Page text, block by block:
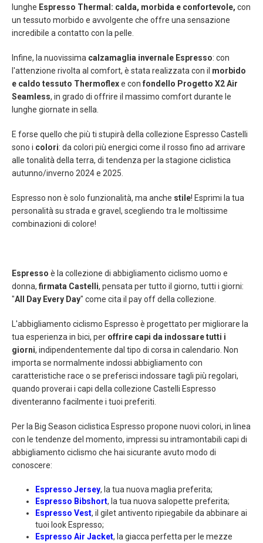
lunghe Espresso Thermal: calda, morbida e confortevole, con
un tessuto morbido e avvolgente che offre una sensazione
incredibile a contatto con la pelle.
Infine, la nuovissima calzamaglia invernale Espresso: con
l'attenzione rivolta al comfort, è stata realizzata con il morbido
e caldo tessuto Thermoflexe con fondello Progetto X2 Air
Seamless, in grado di offrire il massimo comfort durante le
lunghe giornate in sella.
E forse quello che più ti stupirà della collezione Espresso Castelli
sono i colori: da colori più energici come il rosso fino ad arrivare
alle tonalità della terra, di tendenza per la stagione ciclistica
autunno/inverno 2024 e 2025.
Espresso non è solo funzionalità, ma anche stile! Esprimi la tua
personalità su strada e gravel, scegliendo tra le moltissime
combinazioni di colore!
Espresso è la collezione di abbigliamento ciclismo uomo e
donna, firmata Castelli, pensata per tutto il giorno, tutti i giorni:
"All Day Every Day" come cita il pay off della collezione.
L'abbigliamento ciclismo Espresso è progettato per migliorare la
tua esperienza in bici, per offrire capi da indossare tutti i
giorni, indipendentemente dal tipo di corsa in calendario. Non
importa se normalmente indossi abbigliamento con
caratteristiche race o se preferisci indossare tagli più regolari,
quando proverai i capi della collezione Castelli Espresso
diventeranno facilmente i tuoi preferiti.
Per la Big Season ciclistica Espresso propone nuovi colori, in linea
con le tendenze del momento, impressi su intramontabili capi di
abbigliamento ciclismo che hai sicurante avuto modo di
conoscere:
Espresso Jersey, la tua nuova maglia preferita;
Espresso Bibshort, la tua nuova salopette preferita;
Espresso Vest, il gilet antivento ripiegabile da abbinare ai
tuoi look Espresso;
Espresso Air Jacket, la giacca perfetta per le mezze